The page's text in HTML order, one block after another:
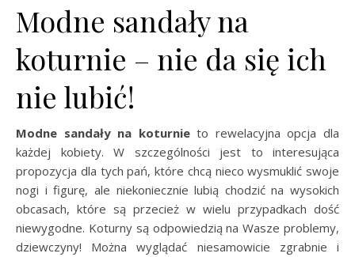
Modne sandały na
koturnie – nie da się ich
nie lubić!
Modne sandały na koturnieto rewelacyjna opcja dla
każdej kobiety. W szczególności jest to interesująca
propozycja dla tych pań, które chcą nieco wysmuklić swoje
nogi i figurę, ale niekoniecznie lubią chodzić na wysokich
obcasach, które są przecież w wielu przypadkach dość
niewygodne. Koturny są odpowiedzią na Wasze problemy,
dziewczyny! Można wyglądać niesamowicie zgrabnie i